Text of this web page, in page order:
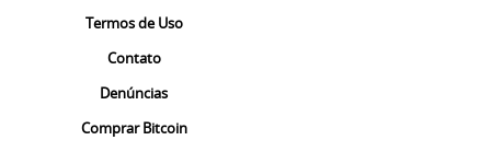
Termos de Uso
Contato
Denúncias
Comprar Bitcoin